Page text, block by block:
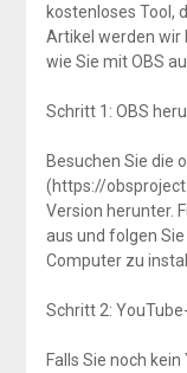
kostenloses Tool,
Artikel werden wir
wie Sie mit OBS
Schritt 1: OBS
Besuchen Sie die
(https://
Version herunter.
aus und folgen
Computer zu
Schritt 2:
Falls Sie noch